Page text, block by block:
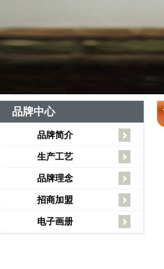
品牌中心
品牌简介
生产工艺
品牌理念
招商加盟
电子画册